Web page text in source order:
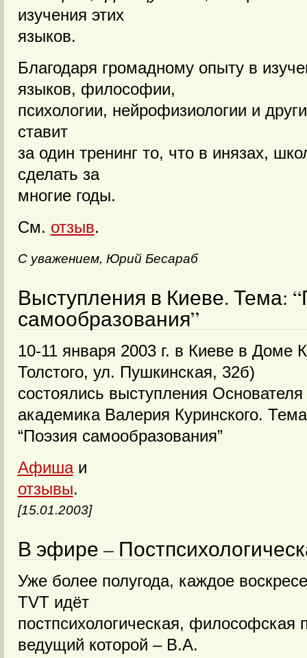
изучения этих
языков.
Благодаря громадному опыту в
языков, философии,
психологии, нейрофизиологии и
ставит
за один тренинг то, что в инязах,
сделать за
многие годы.
См. отзыв.
С уважением, Юрий Бесараб
Выступления в Киеве. Тема:
самообразования”
10-11 января 2003 г. в Киеве в Доме
Толстого, ул. Пушкинская, 32б)
состоялись выступления
академика Валерия Куринского.
“Поэзия самообразования”
Афишаи
отзывы.
[15.01.2003]
В эфире –
Уже более полугода, каждое
ТVТ идёт
постпсихологическая, философская
ведущий которой – В.А.